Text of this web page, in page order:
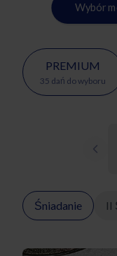
Wybór
PREMIUM
35 dań do wyboru
Śniadanie II